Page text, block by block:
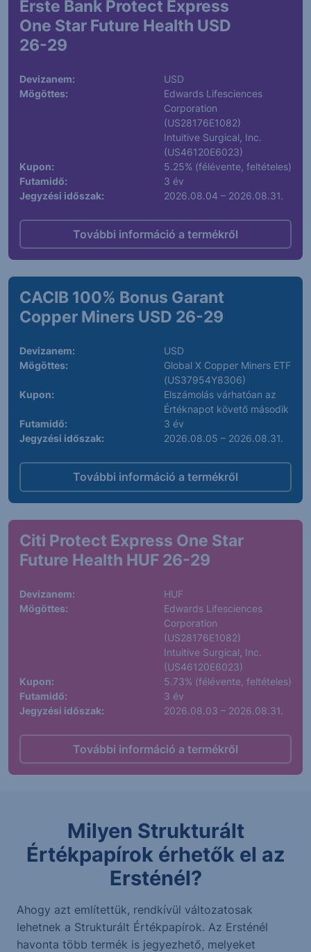
Erste Bank Protect Express
One Star Future Health USD
26-29
Devizanem:
USD
Mögöttes:
Edwards Lifesciences
Corporation
(US28176E1082)
Intuitive Surgical, Inc.
(US46120E6023)
Kupon:
5.25% (félévente, feltételes)
Futamidő:
3 év
Jegyzési időszak:
2026.08.04 – 2026.08.31.
További információ a termékről
CACIB 100% Bonus Garant
Copper Miners USD 26-29
Devizanem:
USD
Mögöttes:
Global X Copper Miners ETF
(US37954Y8306)
Kupon:
Elszámolás várhatóan az
Értéknapot követő második
Futamidő:
3 év
Jegyzési időszak:
2026.08.05 – 2026.08.31.
További információ a termékről
Citi Protect Express One Star
Future Health HUF 26-29
Devizanem:
HUF
Mögöttes:
Edwards Lifesciences
Corporation
(US28176E1082)
Intuitive Surgical, Inc.
(US46120E6023)
Kupon:
5.73% (félévente, feltételes)
Futamidő:
3 év
Jegyzési időszak:
2026.08.03 – 2026.08.31.
További információ a termékről
Milyen Strukturált
Értékpapírok érhetők el az
Ersténél?
Ahogy azt említettük, rendkívül változatosak
lehetnek a Strukturált Értékpapírok. Az Ersténél
havonta több termék is jegyezhető, melyeket